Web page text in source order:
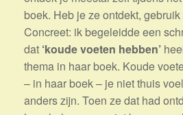
boek. Heb je ze ontdekt,
Concreet: ik begeleidde een
dat ‘koude voeten hebben’
thema in haar boek. Koude
– in haar boek – je niet thuis
anders zijn. Toen ze dat had